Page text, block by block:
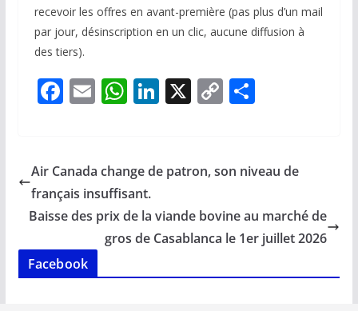
recevoir les offres en avant-première (pas plus d’un mail
par jour, désinscription en un clic, aucune diffusion à
des tiers).
F
b
o
o
k
E
l
W
s
A
p
p
Li
e
n
X C
y
n
k
P
g
Air Canada change de patron, son niveau de
français insuffisant.
Baisse des prix de la viande bovine au marché de
gros de Casablanca le 1er juillet 2026
Facebook